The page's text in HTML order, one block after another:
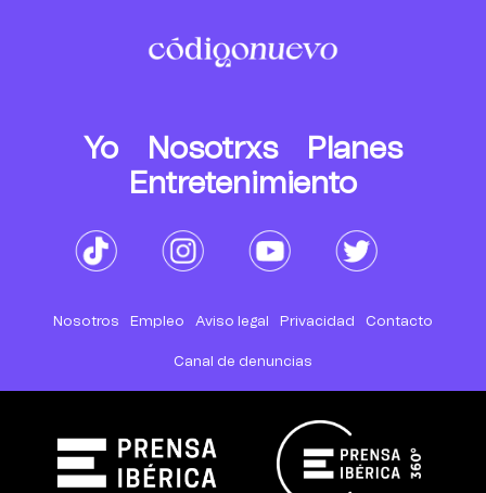
Yo Nosotrxs
Planes
Entretenimiento
Nosotros Empleo Aviso legal Privacidad Contacto
Canal de denuncias